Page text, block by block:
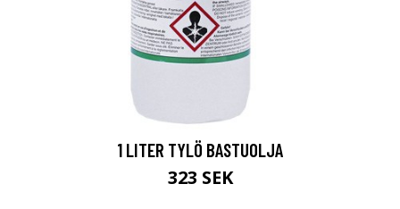
1 LITER TYLÖ BASTUOLJA
323 SEK